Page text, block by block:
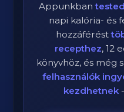
Appunkban
napi kalória- és
hozzáférést
recepthez, 12
könyvhöz, és még
felhasználók
kezdhetnek-